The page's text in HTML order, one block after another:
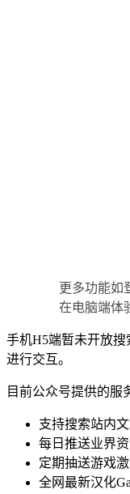
更多功能如
在电脑端体
手机H5端暂未开放搜
进行交互。
目前公众号提供的服
支持搜索站内
每日推送业界
定期抽送游戏
全网最新汉化